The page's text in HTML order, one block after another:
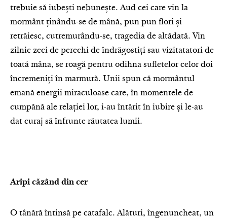
trebuie să iubești nebunește. Aud cei care vin la
mormânt ținându-se de mână, pun pun flori și
retrăiesc, cutremurându-se, tragedia de altădată. Vin
zilnic zeci de perechi de îndrăgostiți sau vizitatatori de
toată mâna, se roagă pentru odihna sufletelor celor doi
încremeniți în marmură. Unii spun că mormântul
emană energii miraculoase care, în momentele de
cumpănă ale relației lor, i-au întărit în iubire și le-au
dat curaj să înfrunte răutatea lumii.
Aripi căzând din cer
O tânără întinsă pe catafalc. Alături, îngenuncheat, un